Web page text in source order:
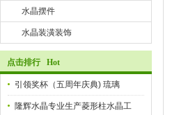
水晶摆件
水晶装潢装饰
点击排行 Hot
引领奖杯（五周年庆典) 琉璃
隆辉水晶专业生产菱形柱水晶工